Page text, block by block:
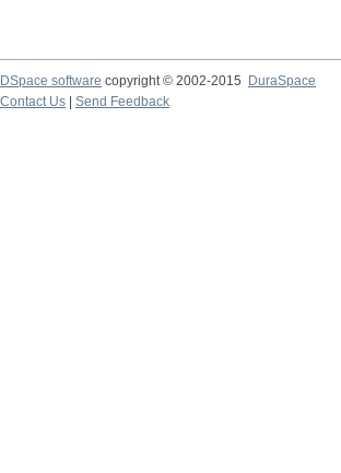
DSpace software copyright © 2002-2015
DuraSpace
Contact Us
Send Feedback